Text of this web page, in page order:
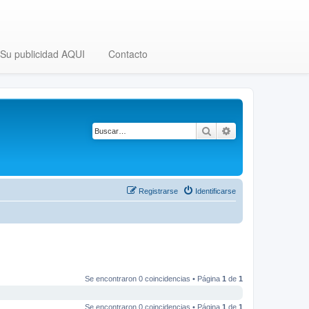
publicidad AQUI Contacto
Buscar
Identificarse
Registrarse
Se encontraron 0 coincidencias • Página 1 de 1
Se encontraron 0 coincidencias • Página 1 de 1